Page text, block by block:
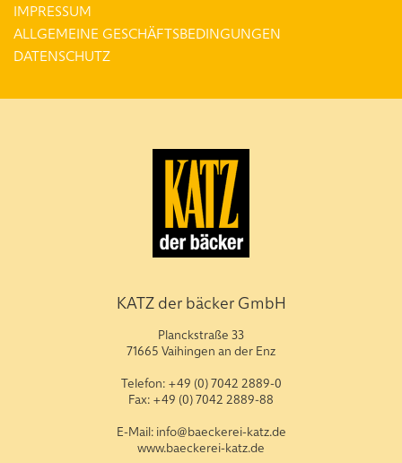
IMPRESSUM
ALLGEMEINE GESCHÄFTSBEDINGUNGEN
DATENSCHUTZ
KATZ der bäcker GmbH
Planckstraße 33
71665 Vaihingen an der Enz
Telefon: +49 (0) 7042 2889-0
Fax: +49 (0) 7042 2889-88
E-Mail: info@baeckerei-katz.de
www.baeckerei-katz.de